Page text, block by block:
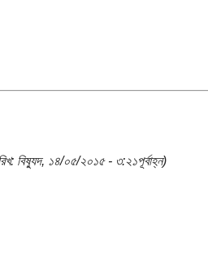
বিষ্যুদ, ১৪/০৫/২০১৫ - ৩:২১পূর্বাহ্ন)